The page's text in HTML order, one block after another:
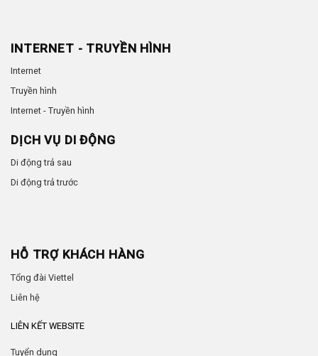
INTERNET - TRUYỀN HÌNH
Internet
Truyền hình
Internet - Truyền hình
DỊCH VỤ DI ĐỘNG
Di động trả sau
Di động trả trước
HỖ TRỢ KHÁCH HÀNG
Tổng đài Viettel
Liên hệ
LIÊN KẾT WEBSITE
Tuyển dụng